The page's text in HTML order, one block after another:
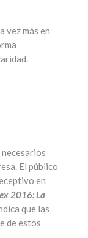
vez más en
El público
en
2016: La
que las
de estos